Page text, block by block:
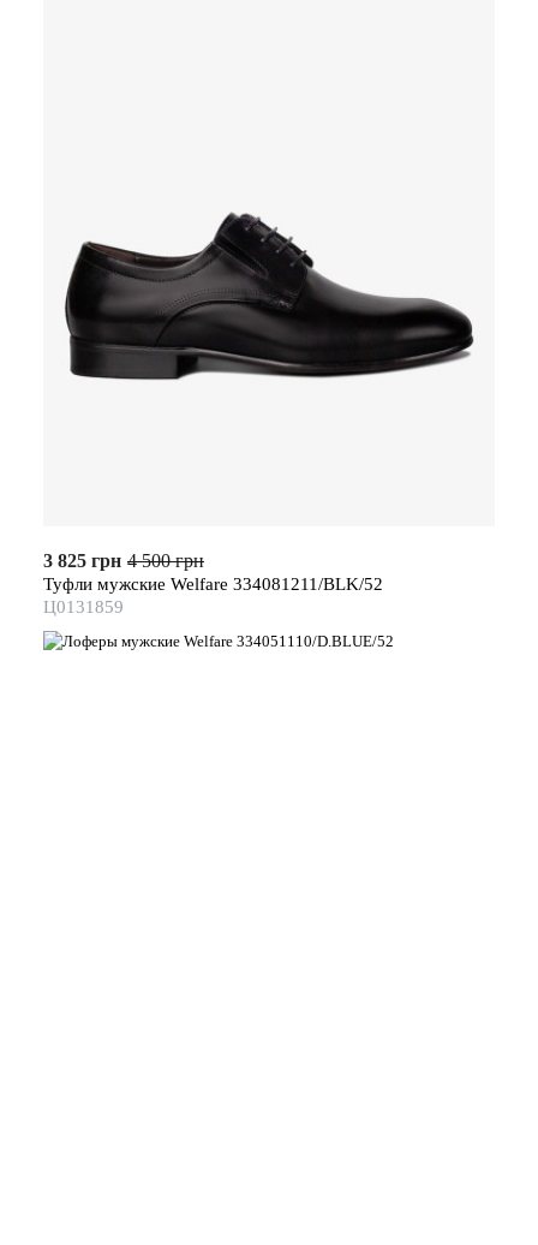
3 825 грн 4 500 грн
Туфли мужские Welfare 334081211/BLK/52
Ц0131859